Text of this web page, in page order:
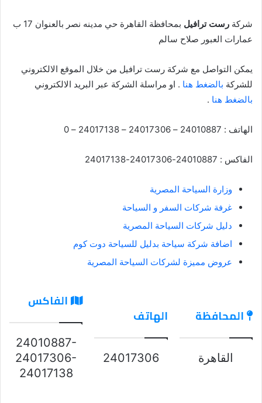
شركة رست ترافيل
بمحافظة القاهرة حي مدينه نصر بالعنوان 17 ب
عمارات العبور صلاح سالم
يمكن التواصل مع شركة رست ترافيل من خلال الموقع الالكتروني
للشركة بالضغط هنا . او مراسلة الشركة عبر البريد الالكتروني
بالضغط هنا .
الهاتف : 24010887 – 24017306 – 24017138 – 0
الفاكس : 24010887-24017306-24017138
وزارة السياحة المصرية
غرفة شركات السفر و السياحة
دليل شركات السياحة المصرية
اضافة شركة سياحة بدليل للسياحة دوت كوم
عروض مميزة لشركات السياحة المصرية
المحافظة
القاهرة
الهاتف
24017306
الفاكس
24010887-
24017306-
24017138